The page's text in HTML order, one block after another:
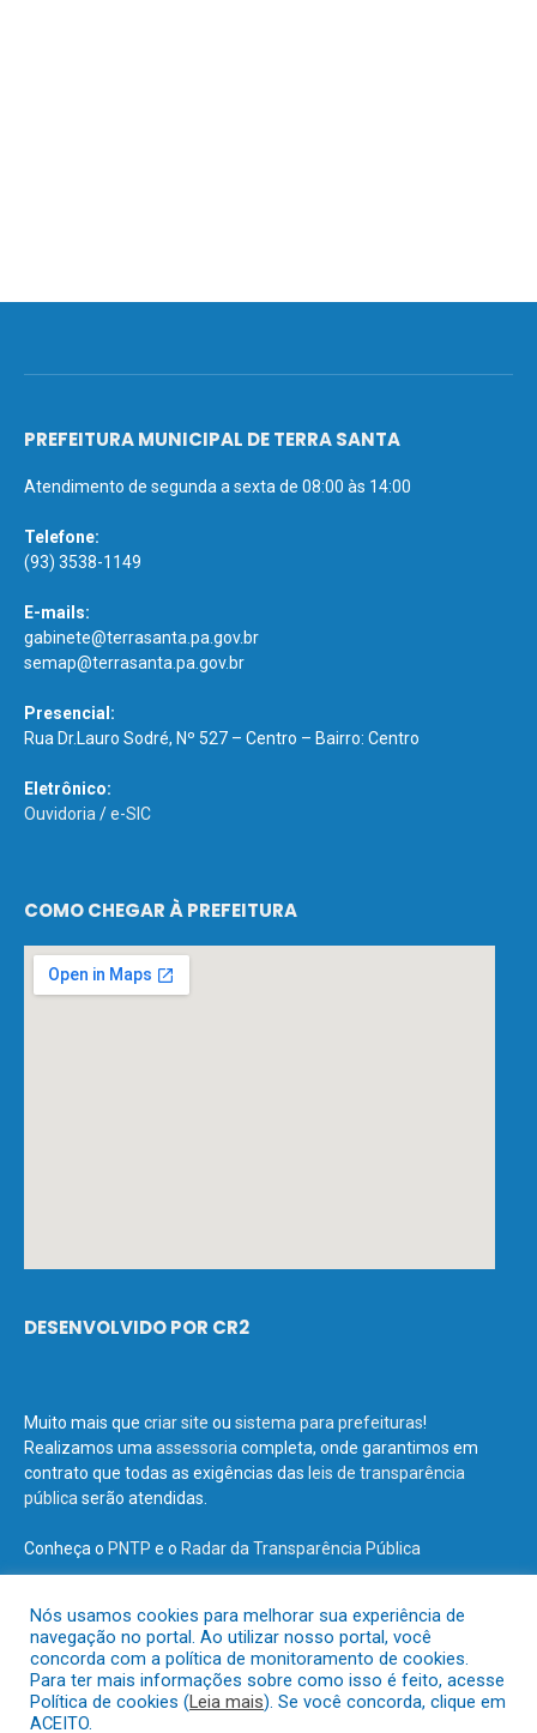
PREFEITURA MUNICIPAL DE TERRA SANTA
Atendimento de segunda a sexta de 08:00 às 14:00
Telefone:
(93) 3538-1149
E-mails:
gabinete@terrasanta.pa.gov.br
semap@terrasanta.pa.gov.br
Presencial:
Rua Dr.Lauro Sodré, Nº 527 – Centro – Bairro: Centro
Eletrônico:
Ouvidoria /e-SIC
COMO CHEGAR À PREFEITURA
DESENVOLVIDO POR CR2
Muito mais que criar site ou sistema para prefeituras!
Realizamos uma assessoria completa, onde garantimos em
contrato que todas as exigências das leis de transparência
pública serão atendidas.
Conheça o PNTP e o Radar da Transparência Pública
Todos os direitos reservados a Prefeitura Municipal de Terra Santa.
Nós usamos cookies para melhorar sua experiência de
navegação no portal. Ao utilizar nosso portal, você
concorda com a política de monitoramento de cookies.
Para ter mais informações sobre como isso é feito, acesse
Política de cookies (Leia mais). Se você concorda, clique em
ACEITO.